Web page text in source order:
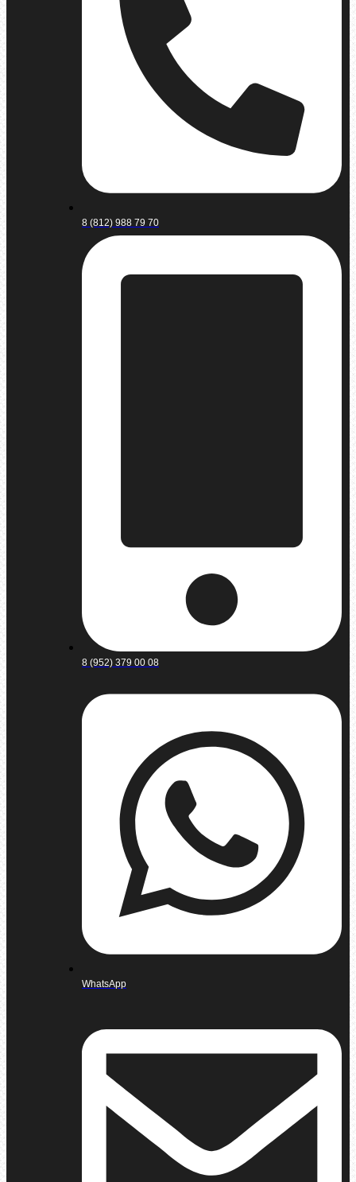
8 (812) 988 79 70
8 (952) 379 00 08
WhatsApp